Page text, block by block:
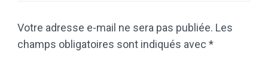
Votre adresse e-mail ne sera pas publiée. Les
champs obligatoires sont indiqués avec *